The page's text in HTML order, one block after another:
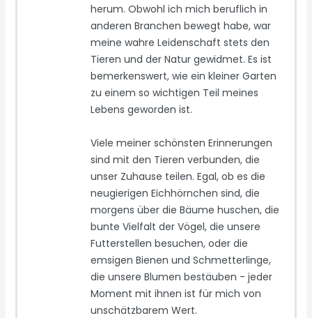
herum. Obwohl ich mich beruflich in
anderen Branchen bewegt habe, war
meine wahre Leidenschaft stets den
Tieren und der Natur gewidmet. Es ist
bemerkenswert, wie ein kleiner Garten
zu einem so wichtigen Teil meines
Lebens geworden ist.
Viele meiner schönsten Erinnerungen
sind mit den Tieren verbunden, die
unser Zuhause teilen. Egal, ob es die
neugierigen Eichhörnchen sind, die
morgens über die Bäume huschen, die
bunte Vielfalt der Vögel, die unsere
Futterstellen besuchen, oder die
emsigen Bienen und Schmetterlinge,
die unsere Blumen bestäuben - jeder
Moment mit ihnen ist für mich von
unschätzbarem Wert.